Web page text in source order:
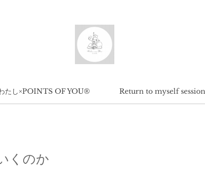
たし×POINTS OF YOU®︎ Return to myself session
くのか